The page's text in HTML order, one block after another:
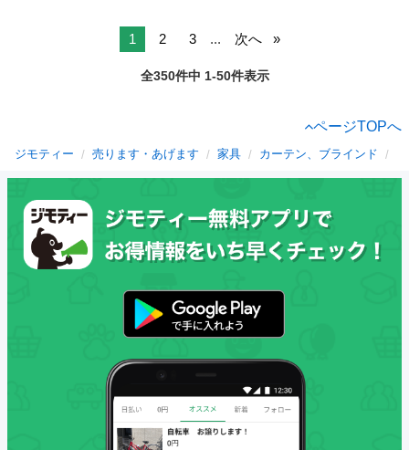
1 2 3 ... 次へ
全350件中 1-50件表示
ページTOPへ
ジモティー 売ります・あげます 家具 カーテン、ブラインド